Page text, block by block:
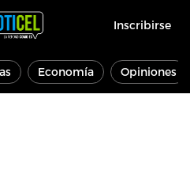
Inscribirse
Economía Opiniones